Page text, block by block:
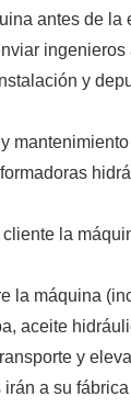
antes de la
ingenieros
y
la
la máquina
aceite
y
a su